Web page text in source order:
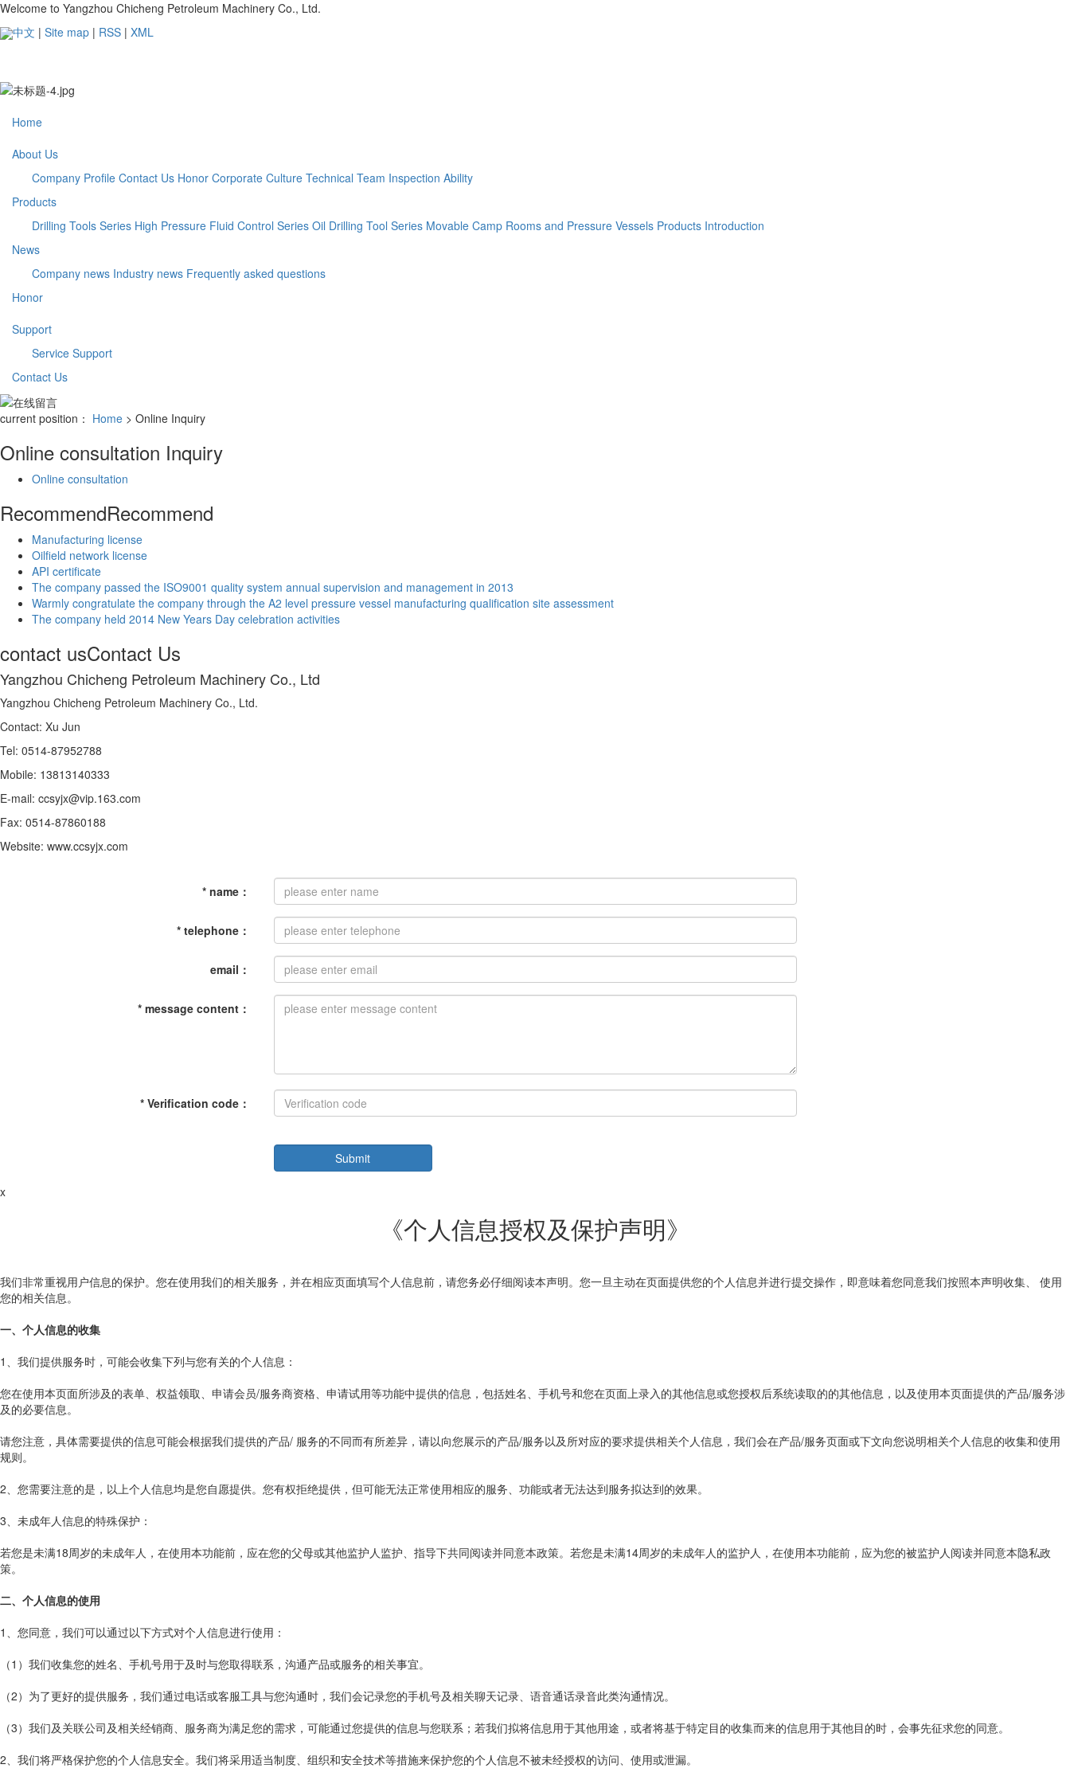
Welcome to Yangzhou Chicheng Petroleum Machinery Co., Ltd.
中文 | Site map | RSS | XML
Home
About Us
Company Profile Contact Us Honor Corporate Culture Technical Team Inspection Ability
Products
Drilling Tools Series High Pressure Fluid Control Series Oil Drilling Tool Series Movable Camp Rooms and Pressure Vessels Products Introduction
News
Company news Industry news Frequently asked questions
Honor
Support
Service Support
Contact Us
current position： Home > Online Inquiry
Online consultation Inquiry
Online consultation
RecommendRecommend
Manufacturing license
Oilfield network license
API certificate
The company passed the ISO9001 quality system annual supervision and management in 2013
Warmly congratulate the company through the A2 level pressure vessel manufacturing qualification site assessment
The company held 2014 New Years Day celebration activities
contact usContact Us
Yangzhou Chicheng Petroleum Machinery Co., Ltd
Yangzhou Chicheng Petroleum Machinery Co., Ltd.
Contact: Xu Jun
Tel: 0514-87952788
Mobile: 13813140333
E-mail: ccsyjx@vip.163.com
Fax: 0514-87860188
Website: www.ccsyjx.com
* name：
* telephone：
email ：
* message content：
* Verification code：
x
《个人信息授权及保护声明》
我们非常重视用户信息的保护。您在使用我们的相关服务，并在相应页面填写个人信息前，请您务必仔细阅读本声明。您一旦主动在页面提供您的个人信息并进行提交操作，即意味着您同意我们按照本声明收集、 使用
您的相关信息。
一、个人信息的收集
1、我们提供服务时，可能会收集下列与您有关的个人信息：
您在使用本页面所涉及的表单、权益领取、申请会员/服务商资格、申请试用等功能中提供的信息，包括姓名、手机号和您在页面上录入的其他信息或您授权后系统读取的的其他信息，以及使用本页面提供的产品/服务涉
及的必要信息。
请您注意，具体需要提供的信息可能会根据我们提供的产品/ 服务的不同而有所差异，请以向您展示的产品/服务以及所对应的要求提供相关个人信息，我们会在产品/服务页面或下文向您说明相关个人信息的收集和使用
规则。
2、您需要注意的是，以上个人信息均是您自愿提供。您有权拒绝提供，但可能无法正常使用相应的服务、功能或者无法达到服务拟达到的效果。
3、未成年人信息的特殊保护：
若您是未满18周岁的未成年人，在使用本功能前，应在您的父母或其他监护人监护、指导下共同阅读并同意本政策。若您是未满14周岁的未成年人的监护人，在使用本功能前，应为您的被监护人阅读并同意本隐私政
策。
二、个人信息的使用
1、您同意，我们可以通过以下方式对个人信息进行使用：
（1）我们收集您的姓名、手机号用于及时与您取得联系，沟通产品或服务的相关事宜。
（2）为了更好的提供服务，我们通过电话或客服工具与您沟通时，我们会记录您的手机号及相关聊天记录、语音通话录音此类沟通情况。
（3）我们及关联公司及相关经销商、服务商为满足您的需求，可能通过您提供的信息与您联系；若我们拟将信息用于其他用途，或者将基于特定目的收集而来的信息用于其他目的时，会事先征求您的同意。
2、我们将严格保护您的个人信息安全。我们将采用适当制度、组织和安全技术等措施来保护您的个人信息不被未经授权的访问、使用或泄漏。